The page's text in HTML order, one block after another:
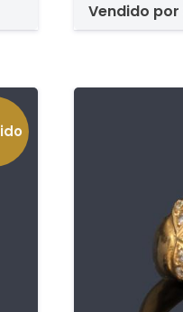
vendido por